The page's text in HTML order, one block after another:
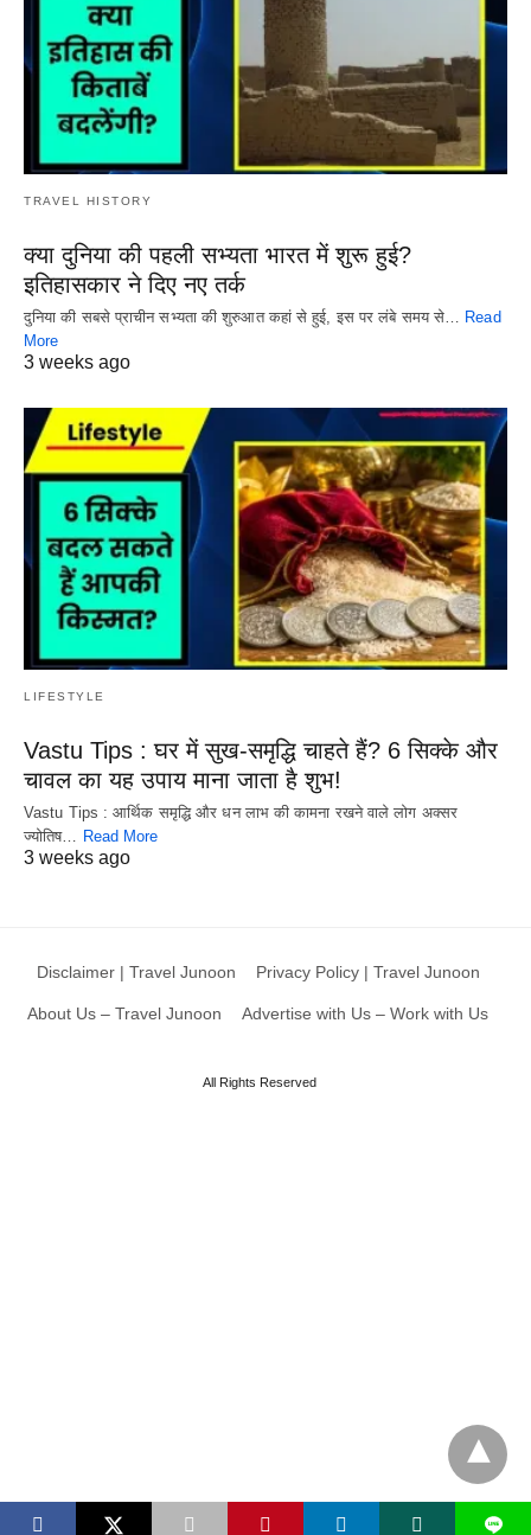
TRAVEL HISTORY
क्या दुनिया की पहली सभ्यता भारत में शुरू हुई?
इतिहासकार ने दिए नए तर्क
दुनिया की सबसे प्राचीन सभ्यता की शुरुआत कहां से हुई, इस पर लंबे समय से… Read
More
3 weeks ago
LIFESTYLE
Vastu Tips : घर में सुख-समृद्धि चाहते हैं? 6 सिक्के और
चावल का यह उपाय माना जाता है शुभ!
Vastu Tips : आर्थिक समृद्धि और धन लाभ की कामना रखने वाले लोग अक्सर
ज्योतिष… Read More
3 weeks ago
Disclaimer | Travel Junoon Privacy Policy | Travel Junoon
About Us – Travel Junoon Advertise with Us – Work with Us
All Rights Reserved
L